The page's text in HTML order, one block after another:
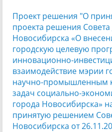
Проект решения "О
проекта решения Совета
Новосибирска «О
городскую целевую
инновационно-
взаимодействие мэрии
научно-промышленным
задач социально-
города Новосибирска»
принятую решением
Новосибирска от